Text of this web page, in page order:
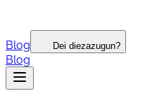
Blog Dei diezazugun?
Blog